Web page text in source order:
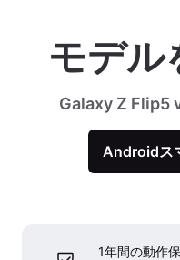
モデル
Galaxy Z Flip5
Androidス
1年間の動作保